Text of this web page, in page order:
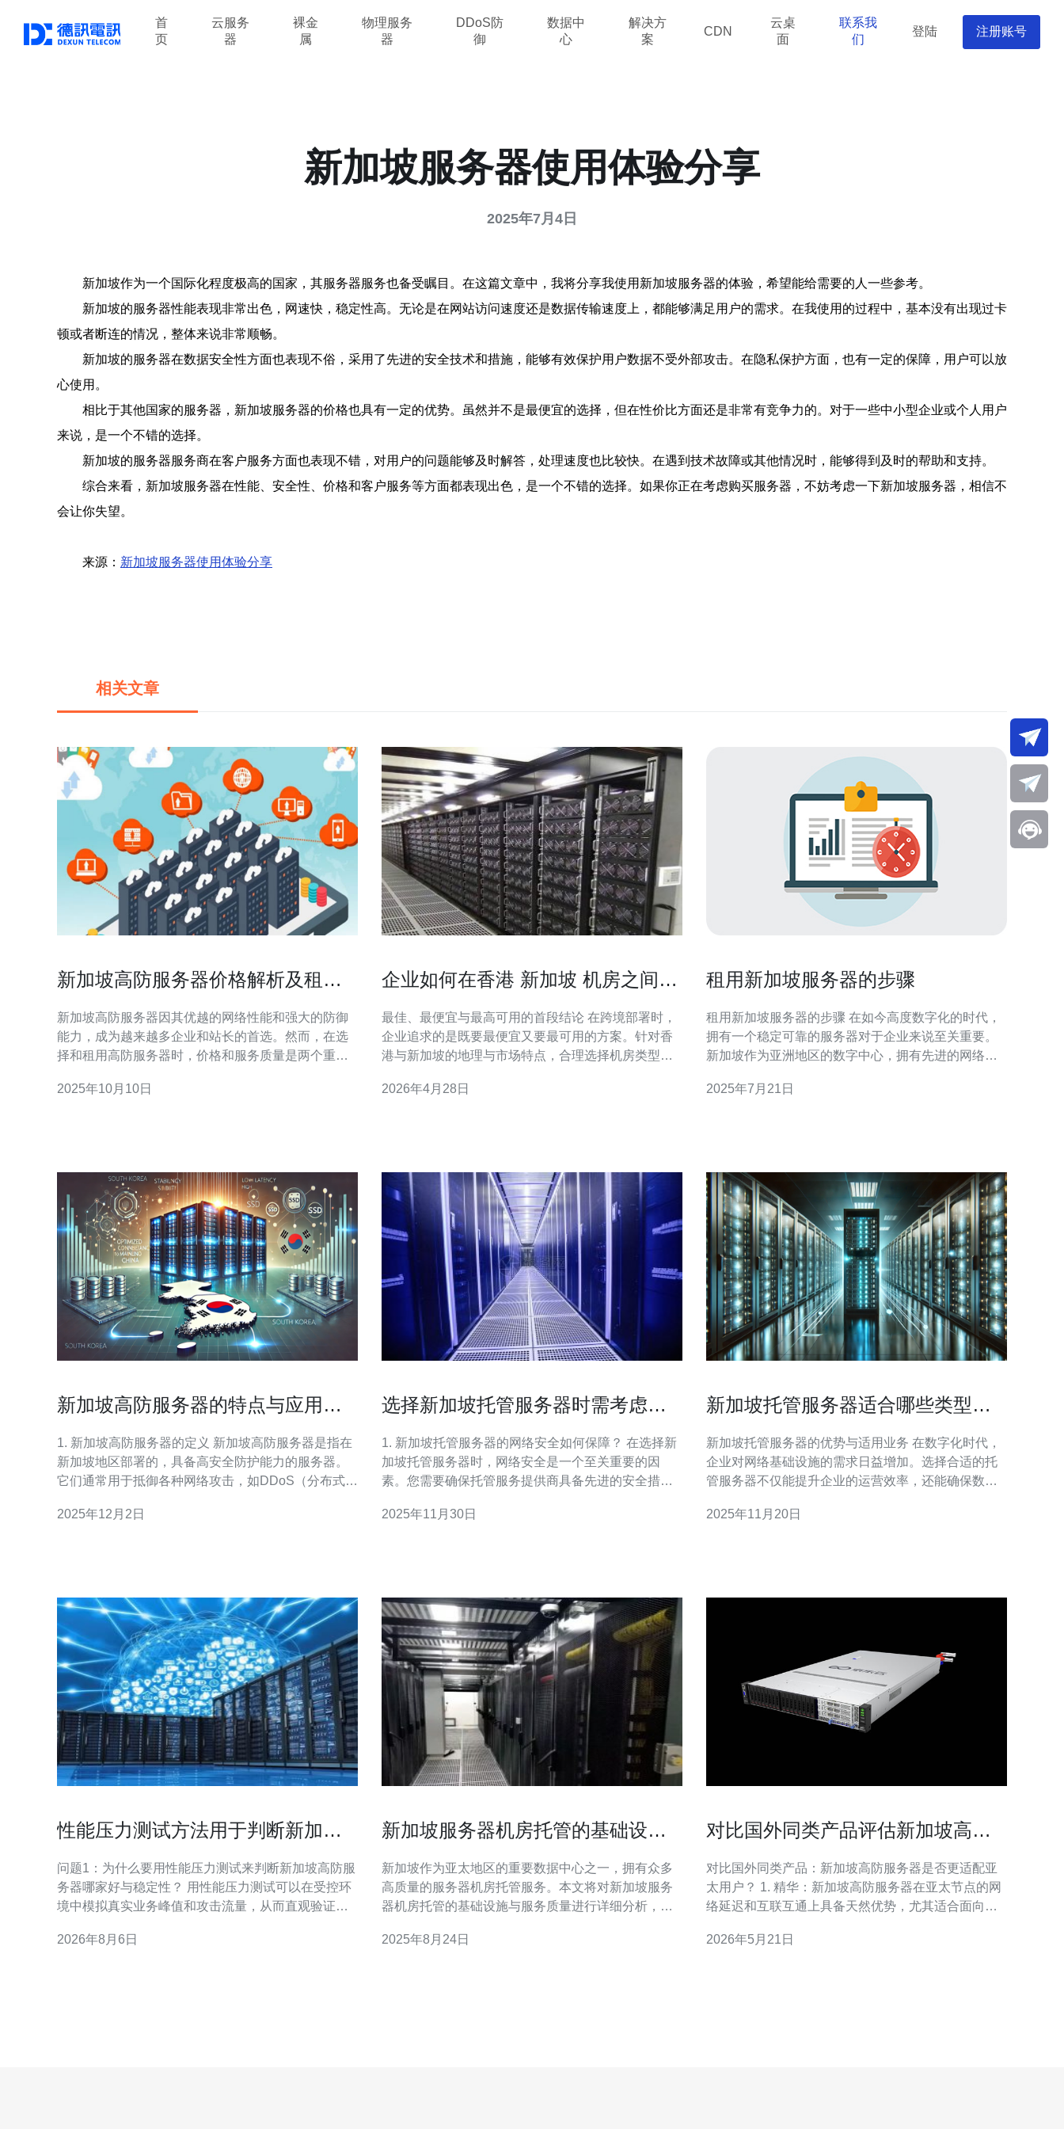
首
页
云服务
器
裸金
属
物理服务
器
DDoS防
御
数据中
心
解决方
案
CDN
云桌
面
联系我
们
登陆 注册账号
新加坡服务器使用体验分享
2025年7月4日
新加坡作为一个国际化程度极高的国家，其服务器服务也备受瞩目。在这篇文章中，我将分享我使用新加坡服务器的体验，希望能给需要的人一些参考。
新加坡的服务器性能表现非常出色，网速快，稳定性高。无论是在网站访问速度还是数据传输速度上，都能够满足用户的需求。在我使用的过程中，基本没有出现过卡
顿或者断连的情况，整体来说非常顺畅。
新加坡的服务器在数据安全性方面也表现不俗，采用了先进的安全技术和措施，能够有效保护用户数据不受外部攻击。在隐私保护方面，也有一定的保障，用户可以放
心使用。
相比于其他国家的服务器，新加坡服务器的价格也具有一定的优势。虽然并不是最便宜的选择，但在性价比方面还是非常有竞争力的。对于一些中小型企业或个人用户
来说，是一个不错的选择。
新加坡的服务器服务商在客户服务方面也表现不错，对用户的问题能够及时解答，处理速度也比较快。在遇到技术故障或其他情况时，能够得到及时的帮助和支持。
综合来看，新加坡服务器在性能、安全性、价格和客户服务等方面都表现出色，是一个不错的选择。如果你正在考虑购买服务器，不妨考虑一下新加坡服务器，相信不
会让你失望。
来源： 新加坡服务器使用体验分享
相关文章
新加坡高防服务器价格解析及租用
新加坡高防服务器因其优越的网络性能和强大的防御
能力，成为越来越多企业和站长的首选。然而，在选
择和租用高防服务器时，价格和服务质量是两个重要
格，并提供租用建议及详细的操作步骤。 1. 新加坡高
2025年10月10日
企业如何在香港 新加坡 机房之间设
最佳、最便宜与最高可用的首段结论 在跨境部署时，
企业追求的是既要最便宜又要最可用的方案。针对香
港与新加坡的地理与市场特点，合理选择机房类型
服务器架构，可以在保证高可用的前提下实现成本最
2026年4月28日
租用新加坡服务器的步骤
租用新加坡服务器的步骤 在如今高度数字化的时代，
拥有一个稳定可靠的服务器对于企业来说至关重要。
新加坡作为亚洲地区的数字中心，拥有先进的网络基
务器是一个明智的选择。下面我们来看看租用新加坡
2025年7月21日
新加坡高防服务器的特点与应用场
1. 新加坡高防服务器的定义 新加坡高防服务器是指在
新加坡地区部署的，具备高安全防护能力的服务器。
它们通常用于抵御各种网络攻击，如DDoS（分布式拒
问题的日益严重，越来越多的企业开始关注高防服务
2025年12月2日
选择新加坡托管服务器时需考虑的
1. 新加坡托管服务器的网络安全如何保障？ 在选择新
加坡托管服务器时，网络安全是一个至关重要的因
素。您需要确保托管服务提供商具备先进的安全措
选择那些定期进行安全审计和更新的服务商，可以大
2025年11月30日
新加坡托管服务器适合哪些类型的
新加坡托管服务器的优势与适用业务 在数字化时代，
企业对网络基础设施的需求日益增加。选择合适的托
管服务器不仅能提升企业的运营效率，还能确保数据
合的几种业务类型，帮助您做出明智的选择。 以下是
2025年11月20日
性能压力测试方法用于判断新加坡
问题1：为什么要用性能压力测试来判断新加坡高防服
务器哪家好与稳定性？ 用性能压力测试可以在受控环
境中模拟真实业务峰值和攻击流量，从而直观验证供
承诺或价格不同，压力测试能暴露网络丢包、连接数
2026年8月6日
新加坡服务器机房托管的基础设施
新加坡作为亚太地区的重要数据中心之一，拥有众多
高质量的服务器机房托管服务。本文将对新加坡服务
器机房托管的基础设施与服务质量进行详细分析，并
管服务。 在选择服务器机房托管时，基础设施和服务
2025年8月24日
对比国外同类产品评估新加坡高防
对比国外同类产品：新加坡高防服务器是否更适配亚
太用户？ 1. 精华：新加坡高防服务器在亚太节点的网
络延迟和互联互通上具备天然优势，尤其适合面向东
2026年5月21日